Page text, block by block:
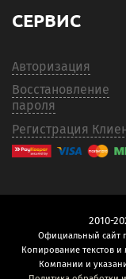
СЕРВИС
Авторизация
Восстановление
пароля
Регистрация
2010-
Официальный сайт
Копирование текстов
Компании и